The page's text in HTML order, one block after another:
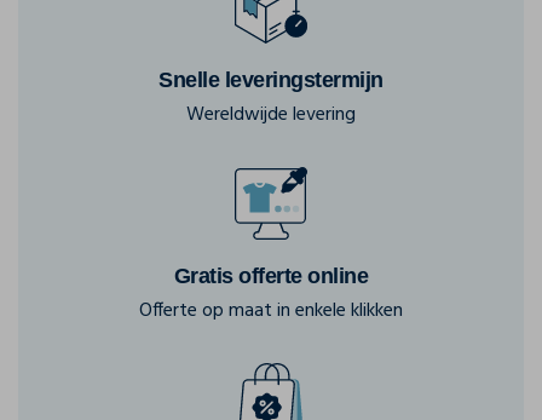
Snelle leveringstermijn
Wereldwijde levering
Gratis offerte online
Offerte op maat in enkele klikken